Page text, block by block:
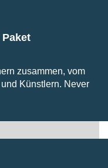
zusammen, vom
Künstlern. Never